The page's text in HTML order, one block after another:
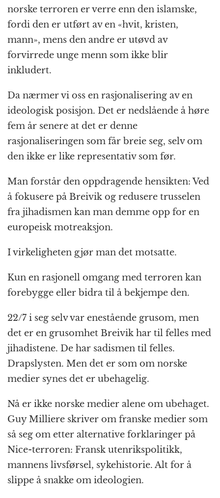
norske terroren er verre enn den islamske,
fordi den er utført av en «hvit, kristen,
mann», mens den andre er utøvd av
forvirrede unge menn som ikke blir
inkludert.
Da nærmer vi oss en rasjonalisering av en
ideologisk posisjon. Det er nedslående å høre
fem år senere at det er denne
rasjonaliseringen som får breie seg, selv om
den ikke er like representativ som før.
Man forstår den oppdragende hensikten: Ved
å fokusere på Breivik og redusere trusselen
fra jihadismen kan man demme opp for en
europeisk motreaksjon.
I virkeligheten gjør man det motsatte.
Kun en rasjonell omgang med terroren kan
forebygge eller bidra til å bekjempe den.
22/7 i seg selv var enestående grusom, men
det er en grusomhet Breivik har til felles med
jihadistene. De har sadismen til felles.
Drapslysten. Men det er som om norske
medier synes det er ubehagelig.
Nå er ikke norske medier alene om ubehaget.
Guy Milliere skriver om franske medier som
så seg om etter alternative forklaringer på
Nice-terroren: Fransk utenrikspolitikk,
mannens livsførsel, sykehistorie. Alt for å
slippe å snakke om ideologien.